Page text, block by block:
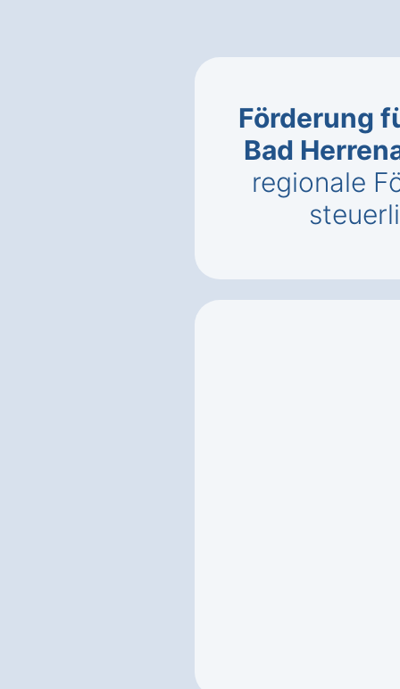
Förderung
Bad
regionale